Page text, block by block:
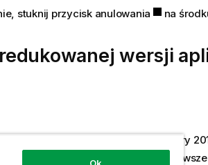
stuknij przycisk anulowania
na
wersji
February
February 2018 lub nowsze